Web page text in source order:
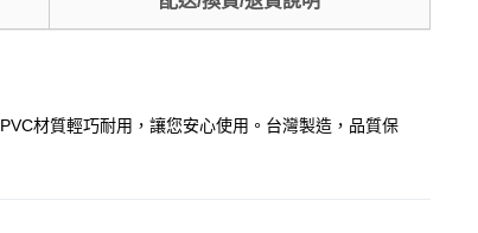
材質輕巧耐用，讓您安心使用。台灣製造，品質保